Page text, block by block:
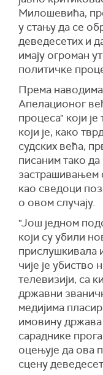
Милошевића,
у стању да се
деведесетих и
имају огроман
политичке
Према
Апелационог
процеса" који
који је, како
судских већа,
писаним тако
застрашивањем
као сведоци
о овом случају.
"Још једном
који су убили
прислушкивала
чије је убиство
телевизији, са
државни
медијима
имовину
сараднике
оцењује да ова
сцену